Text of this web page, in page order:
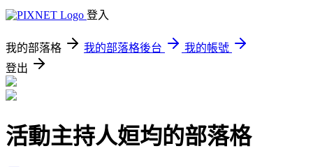
登入
我的部落格 我的部落格後台
我的帳號
登出
活動主持人姮均的部落格